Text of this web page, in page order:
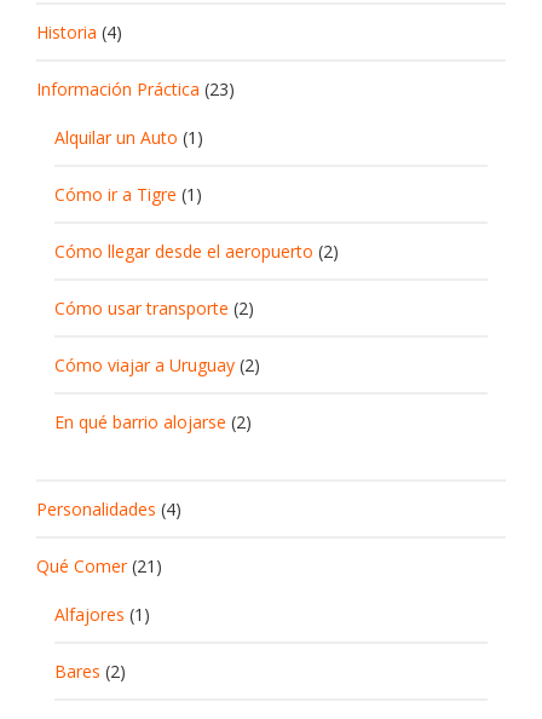
Historia (4)
Información Práctica (23)
Alquilar un Auto (1)
Cómo ir a Tigre (1)
Cómo llegar desde el aeropuerto (2)
Cómo usar transporte (2)
Cómo viajar a Uruguay (2)
En qué barrio alojarse (2)
Personalidades (4)
Qué Comer(21)
Alfajores (1)
Bares (2)